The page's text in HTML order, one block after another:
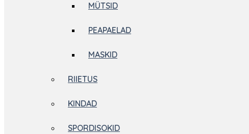
MÜTSID
PEAPAELAD
MASKID
RIIETUS
KINDAD
SPORDISOKID